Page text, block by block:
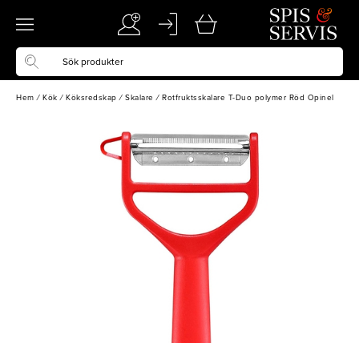
Hem / Kök / Köksredskap / Skalare / Rotfruktsskalare T-Duo polymer Röd Opinel